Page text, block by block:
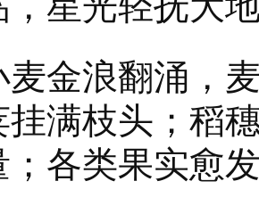
麦金浪翻涌，
挂满枝头；稻
；各类果实愈